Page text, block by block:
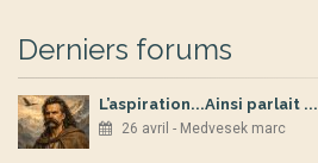
Derniers forums
L’aspiration...Ainsi parlait ...
26 avril - Medvesek marc